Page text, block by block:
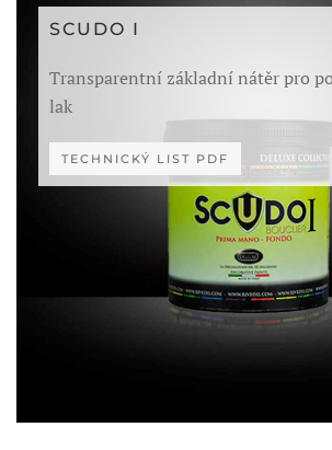
SCUDO I
Transparentní základní nátěr pro
lak
TECHNICKÝ LIST PDF